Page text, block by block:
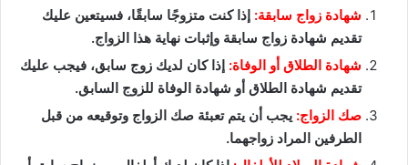
شهادة زواج سابقة: إذا كنت متزوجًا سابقًا، فسيتعين عليك
تقديم شهادة زواج سابقة وإثبات نهاية هذا الزواج.
شهادة الطلاق أو الوفاة: إذا كان لديك زوج سابق، فيجب عليك
تقديم شهادة الطلاق أو شهادة الوفاة للزوج السابق.
صك الزواج: يجب أن يتم تعبئة صك الزواج وتوقيعه من قبل
الطرفين المراد زواجهما.